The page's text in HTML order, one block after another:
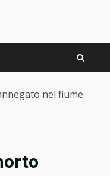
nel fiume